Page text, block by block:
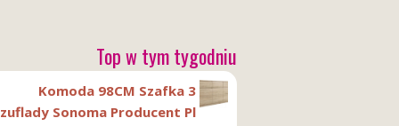
Top w tym tygodniu
Komoda 98CM Szafka 3
Sonoma Producent Pl